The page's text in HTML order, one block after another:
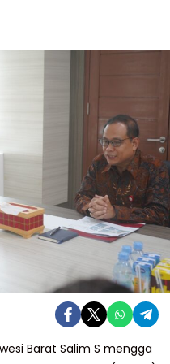
Barat Salim S mengga